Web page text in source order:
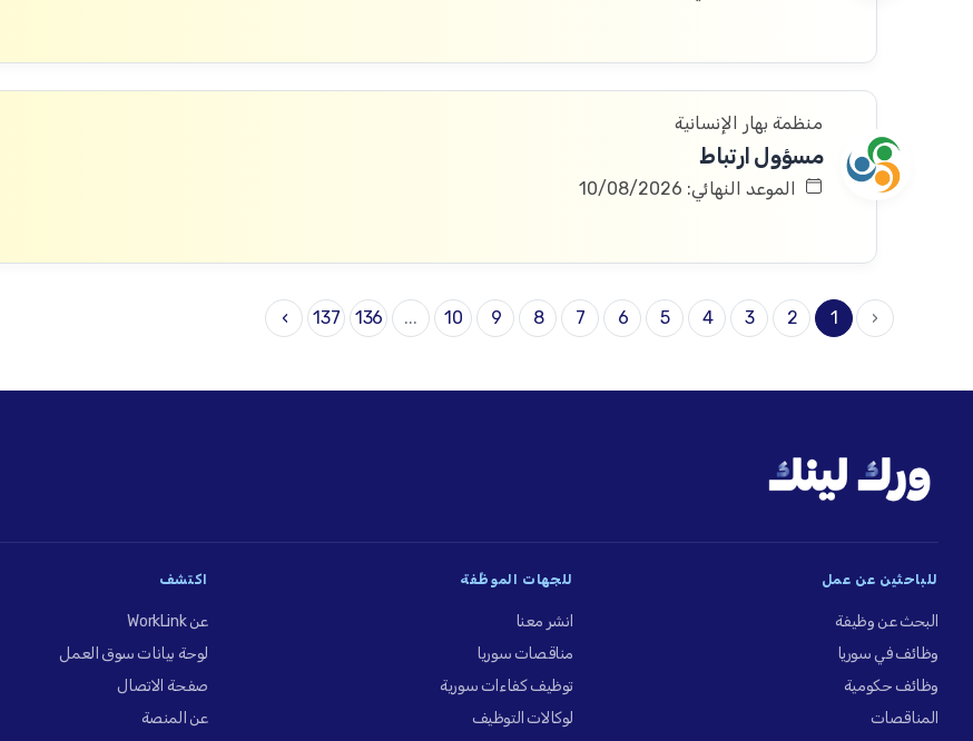
منظمة بهار الإنسانية
مسؤول ارتباط
الموعد النهائي: 10/08/2026
‹
1
2
3
4
5
6
7
8
9
10
...
136
137
›
للباحثين عن عمل
البحث عن وظيفة
وظائف في سوريا
وظائف حكومية
المناقصات
للجهات الموظِّفة
انشر معنا
مناقصات سوريا
توظيف كفاءات سورية
لوكالات التوظيف
اكتشف
عن WorkLink
لوحة بيانات سوق العمل
صفحة الاتصال
عن المنصة